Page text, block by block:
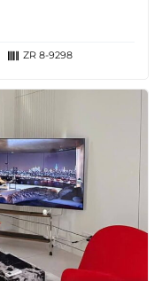
ZR 8-9298